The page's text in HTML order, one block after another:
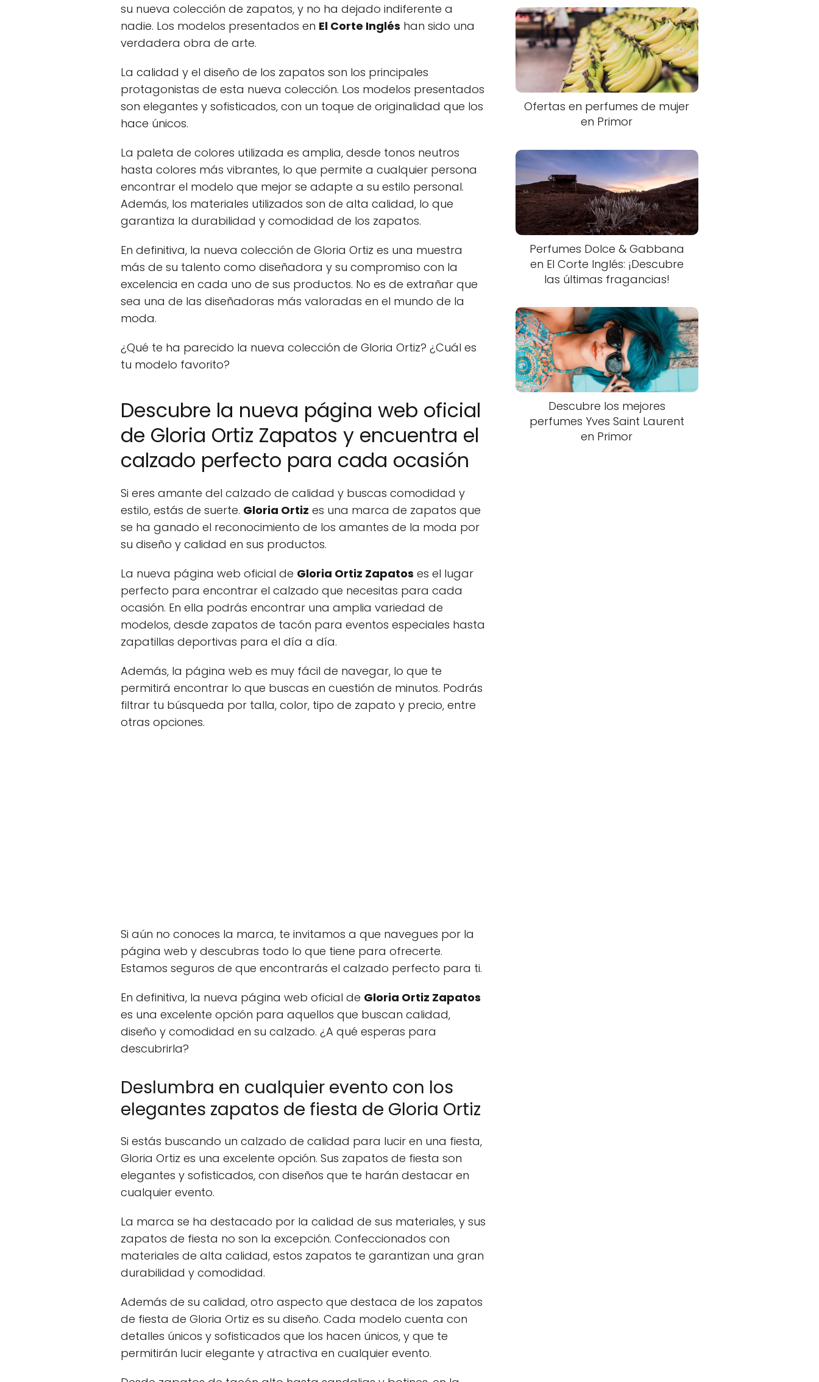
su nueva colección de zapatos, y no ha dejado indiferente a
nadie. Los modelos presentados en El Corte Inglés han sido una
verdadera obra de arte.
La calidad y el diseño de los zapatos son los principales
protagonistas de esta nueva colección. Los modelos presentados
son elegantes y sofisticados, con un toque de originalidad que los
hace únicos.
La paleta de colores utilizada es amplia, desde tonos neutros
hasta colores más vibrantes, lo que permite a cualquier persona
encontrar el modelo que mejor se adapte a su estilo personal.
Además, los materiales utilizados son de alta calidad, lo que
garantiza la durabilidad y comodidad de los zapatos.
En definitiva, la nueva colección de Gloria Ortiz es una muestra
más de su talento como diseñadora y su compromiso con la
excelencia en cada uno de sus productos. No es de extrañar que
sea una de las diseñadoras más valoradas en el mundo de la
moda.
¿Qué te ha parecido la nueva colección de Gloria Ortiz? ¿Cuál es
tu modelo favorito?
Descubre la nueva página web oficial
de Gloria Ortiz Zapatos y encuentra el
calzado perfecto para cada ocasión
Si eres amante del calzado de calidad y buscas comodidad y
estilo, estás de suerte. Gloria Ortiz es una marca de zapatos que
se ha ganado el reconocimiento de los amantes de la moda por
su diseño y calidad en sus productos.
La nueva página web oficial de Gloria Ortiz Zapatos es el lugar
perfecto para encontrar el calzado que necesitas para cada
ocasión. En ella podrás encontrar una amplia variedad de
modelos, desde zapatos de tacón para eventos especiales hasta
zapatillas deportivas para el día a día.
Además, la página web es muy fácil de navegar, lo que te
permitirá encontrar lo que buscas en cuestión de minutos. Podrás
filtrar tu búsqueda por talla, color, tipo de zapato y precio, entre
otras opciones.
Si aún no conoces la marca, te invitamos a que navegues por la
página web y descubras todo lo que tiene para ofrecerte.
Estamos seguros de que encontrarás el calzado perfecto para ti.
En definitiva, la nueva página web oficial de Gloria Ortiz Zapatos
es una excelente opción para aquellos que buscan calidad,
diseño y comodidad en su calzado. ¿A qué esperas para
descubrirla?
Deslumbra en cualquier evento con los
elegantes zapatos de fiesta de Gloria Ortiz
Si estás buscando un calzado de calidad para lucir en una fiesta,
Gloria Ortiz es una excelente opción. Sus zapatos de fiesta son
elegantes y sofisticados, con diseños que te harán destacar en
cualquier evento.
La marca se ha destacado por la calidad de sus materiales, y sus
zapatos de fiesta no son la excepción. Confeccionados con
materiales de alta calidad, estos zapatos te garantizan una gran
durabilidad y comodidad.
Además de su calidad, otro aspecto que destaca de los zapatos
de fiesta de Gloria Ortiz es su diseño. Cada modelo cuenta con
detalles únicos y sofisticados que los hacen únicos, y que te
permitirán lucir elegante y atractiva en cualquier evento.
Ofertas en perfumes de mujer
en Primor
Perfumes Dolce & Gabbana
en El Corte Inglés: ¡Descubre
las últimas fragancias!
Descubre los mejores
perfumes Yves Saint Laurent
en Primor